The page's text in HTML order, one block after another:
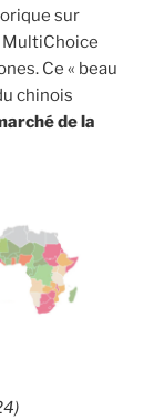
sur
MultiChoice
Ce « beau
chinois
de la